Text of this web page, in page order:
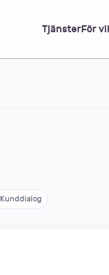
TjänsterFör
Kunddialog